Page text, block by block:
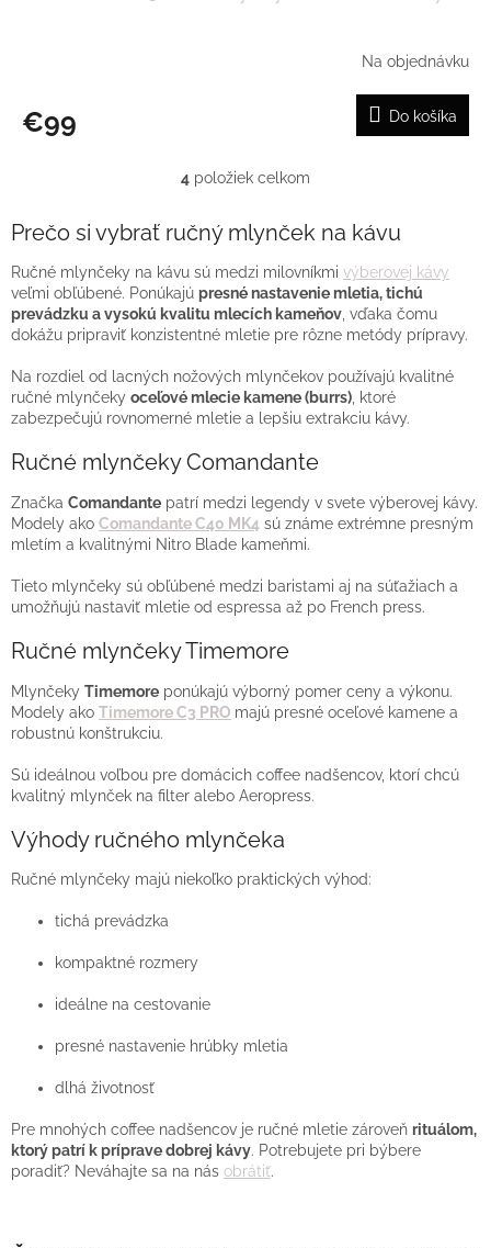
Na objednávku
€99 Do košíka
O
l
d
a
c
i
p
r
v
y
ý
p
i
u
4 položiek celkom
Prečo si vybrať ručný mlynček na kávu
Ručné mlynčeky na kávu sú medzi milovníkmi výberovej kávy
veľmi obľúbené. Ponúkajú presné nastavenie mletia, tichú
prevádzku a vysokú kvalitu mlecích kameňov, vďaka čomu
dokážu pripraviť konzistentné mletie pre rôzne metódy prípravy.
Na rozdiel od lacných nožových mlynčekov používajú kvalitné
ručné mlynčeky oceľové mlecie kamene (burrs), ktoré
zabezpečujú rovnomerné mletie a lepšiu extrakciu kávy.
Ručné mlynčeky Comandante
Značka Comandante patrí medzi legendy v svete výberovej kávy.
Modely ako Comandante C40 MK4 sú známe extrémne presným
mletím a kvalitnými Nitro Blade kameňmi.
Tieto mlynčeky sú obľúbené medzi baristami aj na súťažiach a
umožňujú nastaviť mletie od espressa až po French press.
Ručné mlynčeky Timemore
Mlynčeky Timemore ponúkajú výborný pomer ceny a výkonu.
Modely ako Timemore C3 PRO majú presné oceľové kamene a
robustnú konštrukciu.
Sú ideálnou voľbou pre domácich coffee nadšencov, ktorí chcú
kvalitný mlynček na filter alebo Aeropress.
Výhody ručného mlynčeka
Ručné mlynčeky majú niekoľko praktických výhod:
tichá prevádzka
kompaktné rozmery
ideálne na cestovanie
presné nastavenie hrúbky mletia
dlhá životnosť
Pre mnohých coffee nadšencov je ručné mletie zároveň rituálom,
ktorý patrí k príprave dobrej kávy. Potrebujete pri býbere
poradiť? Neváhajte sa na nás obrátiť.